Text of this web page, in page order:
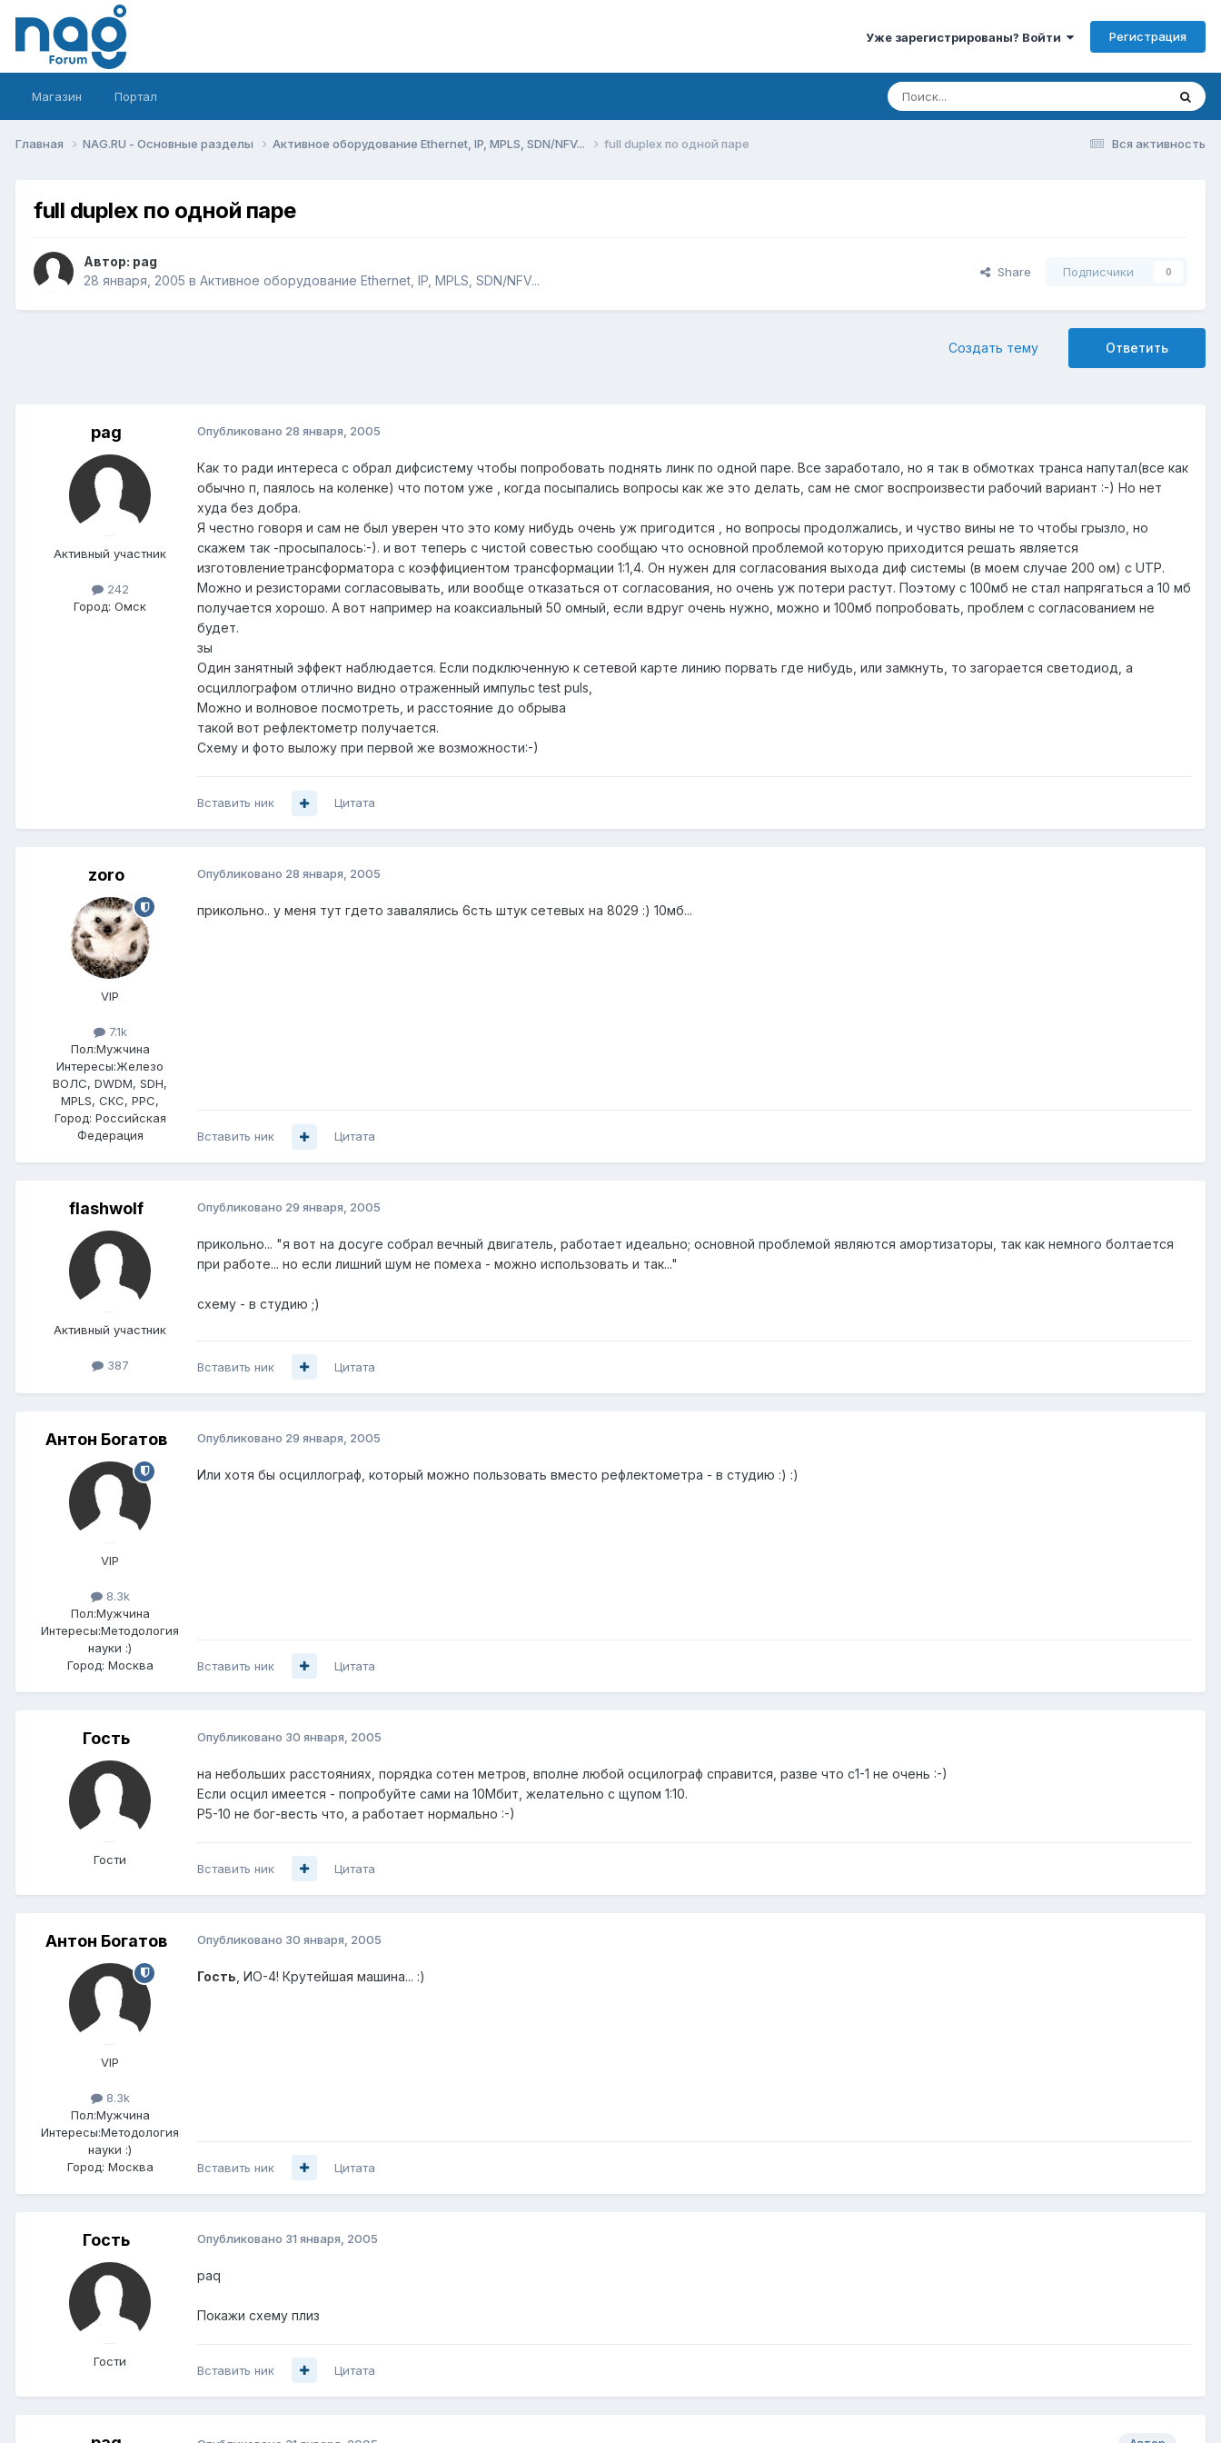
Уже зарегистрированы? Войти Регистрация
Магазин Портал
Вся активность
Главная NAG.RU - Основные разделы Активное оборудование Ethernet, IP, MPLS, SDN/NFV... full duplex по одной паре
full duplex по одной паре
Автор: pag
28 января, 2005 в Активное оборудование Ethernet, IP, MPLS, SDN/NFV...
Share Подписчики 0
Ответить
Создать тему
pag
Активный участник
242
Город: Омск
Опубликовано 28 января, 2005
Как то ради интереса с обрал дифсистему чтобы попробовать поднять линк по одной паре. Все заработало, но я так в обмотках транса напутал(все как
обычно п, паялось на коленке) что потом уже , когда посыпались вопросы как же это делать, сам не смог воспроизвести рабочий вариант :-) Но нет
худа без добра.
Я честно говоря и сам не был уверен что это кому нибудь очень уж пригодится , но вопросы продолжались, и чуство вины не то чтобы грызло, но
скажем так -просыпалось:-). и вот теперь с чистой совестью сообщаю что основной проблемой которую приходится решать является
изготовлениетрансформатора с коэффициентом трансформации 1:1,4. Он нужен для согласования выхода диф системы (в моем случае 200 ом) с UTP.
Можно и резисторами согласовывать, или вообще отказаться от согласования, но очень уж потери растут. Поэтому с 100мб не стал напрягаться а 10 мб
получается хорошо. А вот например на коаксиальный 50 омный, если вдруг очень нужно, можно и 100мб попробовать, проблем с согласованием не
будет.
зы
Один занятный эффект наблюдается. Если подключенную к сетевой карте линию порвать где нибудь, или замкнуть, то загорается светодиод, а
осциллографом отлично видно отраженный импульс test puls,
Можно и волновое посмотреть, и расстояние до обрыва
такой вот рефлектометр получается.
Схему и фото выложу при первой же возможности:-)
Вставить ник Цитата
zoro
VIP
7.1k
Пол:Мужчина
Интересы:Железо
ВОЛС, DWDM, SDH,
MPLS, СКС, РРС,
Город: Российская
Федерация
Опубликовано 28 января, 2005
прикольно.. у меня тут гдето завалялись 6сть штук сетевых на 8029 :) 10мб...
Вставить ник Цитата
flashwolf
Активный участник
387
Опубликовано 29 января, 2005
прикольно... "я вот на досуге собрал вечный двигатель, работает идеально; основной проблемой являются амортизаторы, так как немного болтается
при работе... но если лишний шум не помеха - можно использовать и так..."
схему - в студию ;)
Вставить ник Цитата
Антон Богатов
VIP
8.3k
Пол:Мужчина
Интересы:Методология
науки :)
Город: Москва
Опубликовано 29 января, 2005
Или хотя бы осциллограф, который можно пользовать вместо рефлектометра - в студию :) :)
Вставить ник Цитата
Гость
Гости
Опубликовано 30 января, 2005
на небольших расстояниях, порядка сотен метров, вполне любой осцилограф справится, разве что с1-1 не очень :-)
Если осцил имеется - попробуйте сами на 10Мбит, желательно с щупом 1:10.
Р5-10 не бог-весть что, а работает нормально :-)
Вставить ник Цитата
Антон Богатов
VIP
8.3k
Пол:Мужчина
Интересы:Методология
науки :)
Город: Москва
Опубликовано 30 января, 2005
Гость , ИО-4! Крутейшая машина... :)
Вставить ник Цитата
Гость
Гости
Опубликовано 31 января, 2005
paq
Покажи схему плиз
Вставить ник Цитата